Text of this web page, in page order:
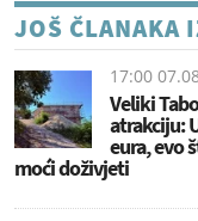
JOŠ
17:00
Veliki
atrakciju:
eura, evo
moći doživjeti